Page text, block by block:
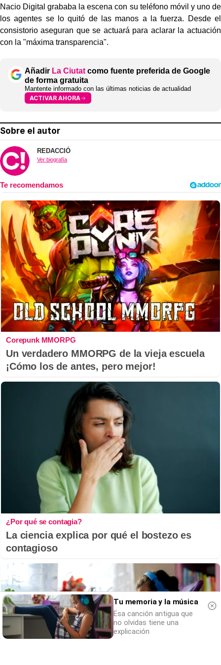
Nacio Digital grababa la escena con su teléfono móvil y uno de
los agentes se lo quitó de las manos a la fuerza. Desde el
consistorio aseguran que se actuará para aclarar la actuación
con la "máxima transparencia".
Añadir La Ciutat como fuente preferida de Google
de forma gratuita
Mantente informado con las últimas noticias de actualidad
ACTIVAR AHORA
Sobre el autor
REDACCIÓ
Ver biografía
Corepunk MMORPG
Un verdadero MMORPG de la vieja escuela
¡Cómo los de antes, pero mejor!
¿Por qué se contagia?
La ciencia explica por qué el bostezo es
contagioso
Tu memoria y la música
Esa canción antigua que
no olvidas tiene una
explicación